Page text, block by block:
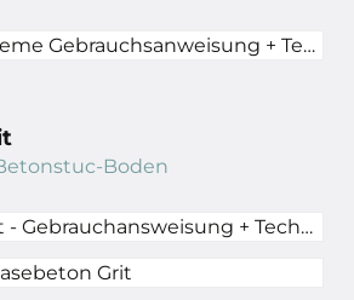
Basebeton Xtreme Gebrauchsanweisung + Technisches Datenblatt
Boden
Basebeton Grit - Gebrauchansweisung + Technisches Datenblatt
Grit